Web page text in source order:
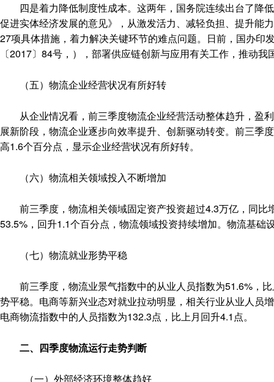
四是着力降低制度性成本。这两年，国务院连续出台了降
促进实体经济发展的意见》，从激发活力、减轻负担、提升能
27项具体措施，着力解决关键环节的难点问题。日前，国办
〔2017〕84号，），部署供应链创新与应用有关工作，推动
（五）物流企业经营状况有所好转
从企业情况看，前三季度物流企业经营活动整体趋升，盈
展新阶段，物流企业逐步向效率提升、创新驱动转变。前三季
高1.6个百分点，显示企业经营状况有所好转。
（六）物流相关领域投入不断增加
前三季度，物流相关领域固定资产投资超过4.3万亿，同比
53.5%，回升1.1个百分点，物流领域投资持续增加。物流基
（七）物流就业形势平稳
前三季度，物流业景气指数中的从业人员指数为51.6%，
势平稳。电商等新兴业态对就业拉动明显，相关行业从业人员
电商物流指数中的人员指数为132.3点，比上月回升4.1点。
二、四季度物流运行走势判断
（一）外部经济环境整体趋好